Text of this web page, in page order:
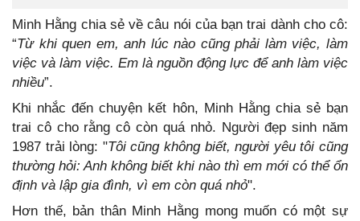
Minh Hằng chia sẻ về câu nói của bạn trai dành cho cô:
“Từ khi quen em, anh lúc nào cũng phải làm việc, làm
việc và làm việc. Em là nguồn động lực để anh làm việc
nhiều”.
Khi nhắc đến chuyện kết hôn, Minh Hằng chia sẻ bạn
trai cô cho rằng cô còn quá nhỏ. Người đẹp sinh năm
1987 trải lòng: "Tôi cũng không biết, người yêu tôi cũng
thường hỏi: Anh không biết khi nào thì em mới có thể ổn
định và lập gia đình, vì em còn quá nhỏ".
Hơn thế, bản thân Minh Hằng mong muốn có một sự